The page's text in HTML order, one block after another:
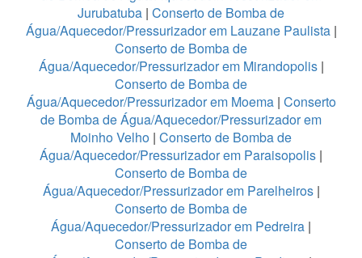
Jurubatuba | Conserto de Bomba de
Água/Aquecedor/Pressurizador em Lauzane Paulista |
Conserto de Bomba de
Água/Aquecedor/Pressurizador em Mirandopolis|
Conserto de Bomba de
Água/Aquecedor/Pressurizador em Moema| Conserto
de Bomba de Água/Aquecedor/Pressurizador em
Moinho Velho | Conserto de Bomba de
Água/Aquecedor/Pressurizador em Paraisopolis |
Conserto de Bomba de
Água/Aquecedor/Pressurizador em Parelheiros|
Conserto de Bomba de
Água/Aquecedor/Pressurizador em Pedreira |
Conserto de Bomba de